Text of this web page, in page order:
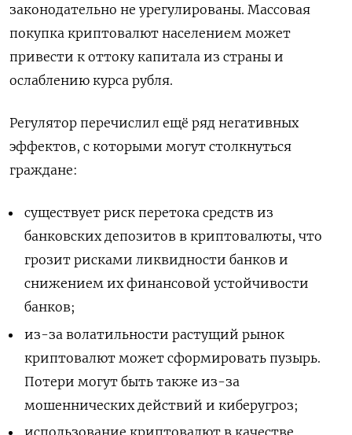
законодательно не урегулированы. Массовая
покупка криптовалют населением может
привести к оттоку капитала из страны и
ослаблению курса рубля.
Регулятор перечислил ещё ряд негативных
эффектов, с которыми могут столкнуться
граждане:
существует риск перетока средств из
банковских депозитов в криптовалюты, что
грозит рисками ликвидности банков и
снижением их финансовой устойчивости
банков;
из-за волатильности растущий рынок
криптовалют может сформировать пузырь.
Потери могут быть также из-за
мошеннических действий и киберугроз;